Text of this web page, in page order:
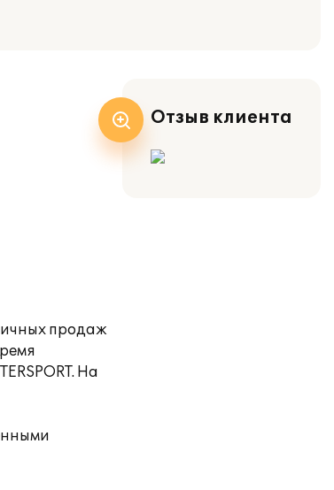
продаж
На
Отзыв клиента